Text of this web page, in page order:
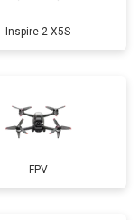
Inspire 2 X5S
FPV